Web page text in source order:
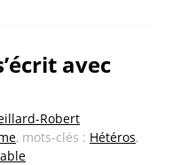
avec
Robert
, mots-clés : Hétéros,